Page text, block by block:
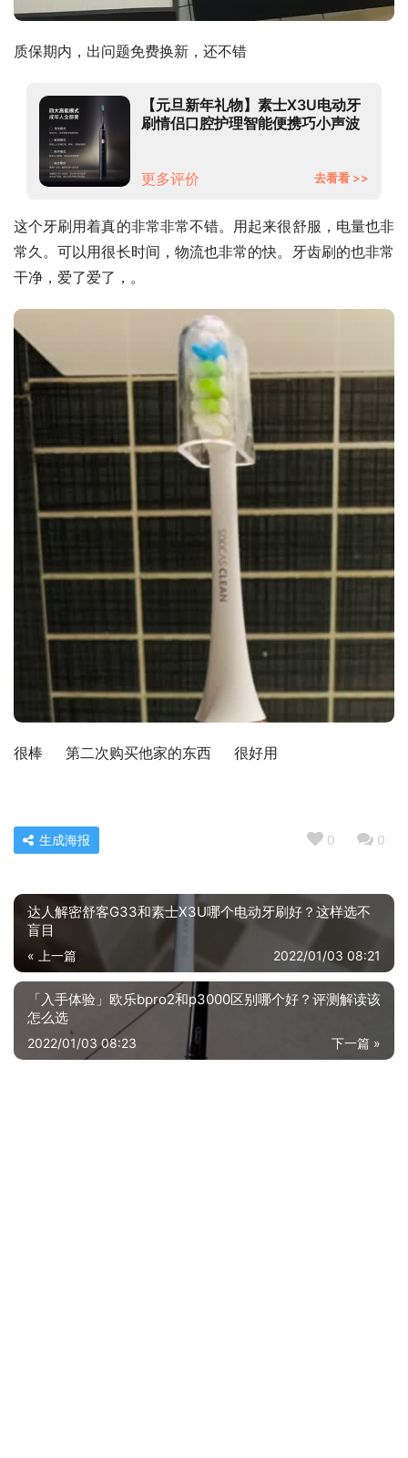
质保期内，出问题免费换新，还不错
【元旦新年礼物】素士X3U电动牙
刷情侣口腔护理智能便携巧小声波
更多评价
去看看 >>
这个牙刷用着真的非常非常不错。用起来很舒服，电量也非
常久。可以用很长时间，物流也非常的快。牙齿刷的也非常
干净，爱了爱了，。
很棒     第二次购买他家的东西     很好用
0 0
生成海报
达人解密舒客G33和素士X3U哪个电动牙刷好？这样选不
盲目
« 上一篇 2022/01/03 08:21
「入手体验」欧乐bpro2和p3000区别哪个好？评测解读该
怎么选
下一篇 »
2022/01/03 08:23